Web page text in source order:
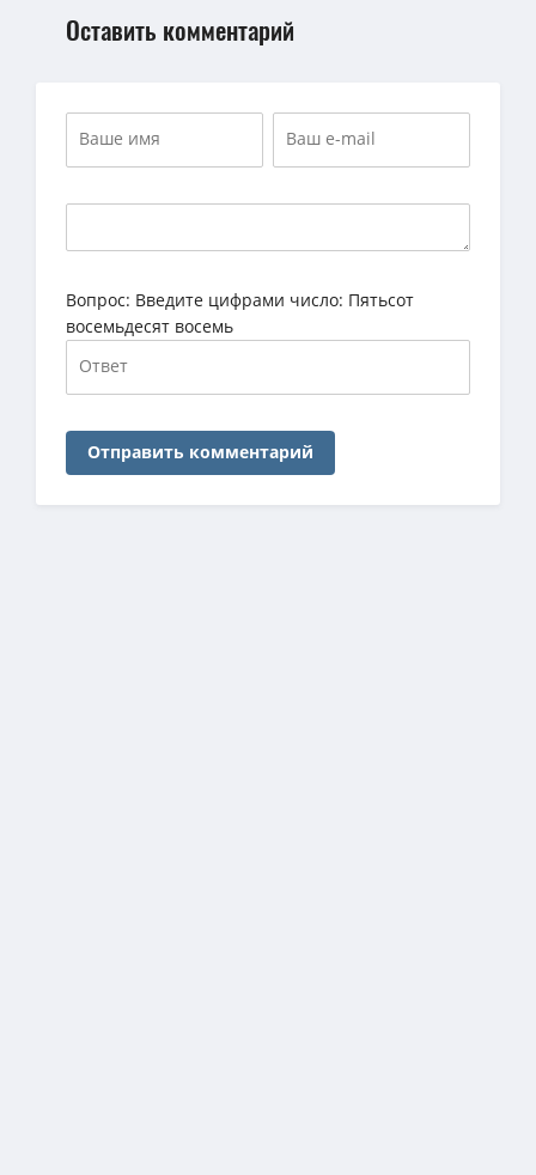
Оставить комментарий
Вопрос: Введите цифрами число: Пятьсот
восемьдесят восемь
Отправить комментарий